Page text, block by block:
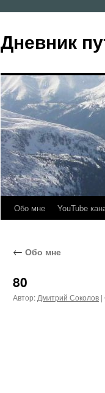
содержимому
Дневник
Обо мне YouTube
← Обо мне
80
Автор: Дмитрий Соколов |